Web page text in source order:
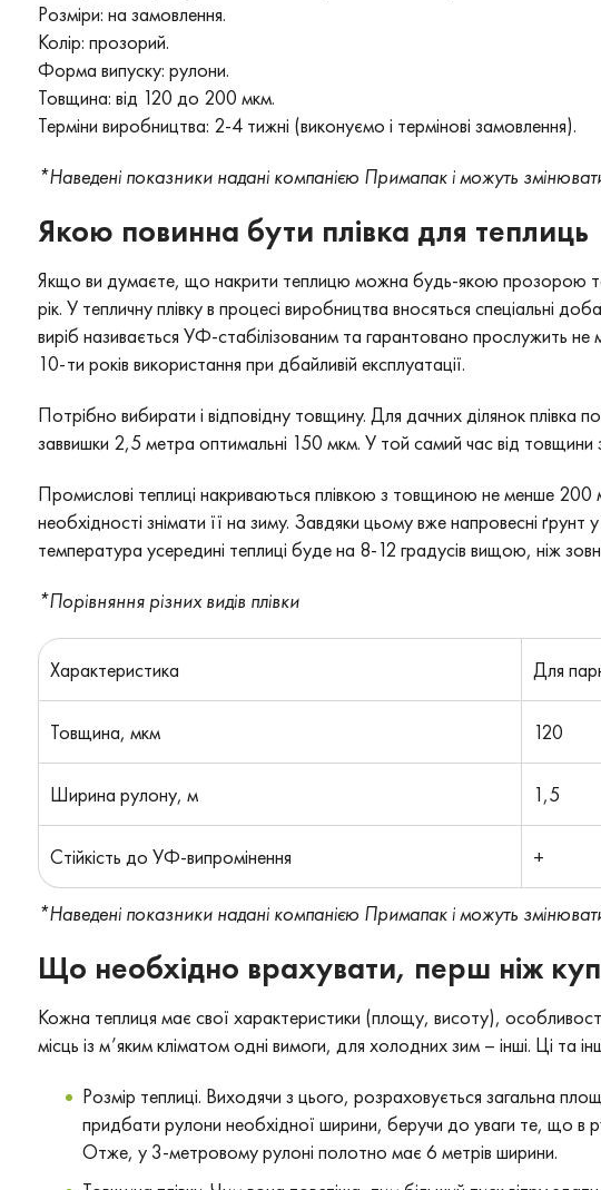
Розміри: на замовлення.
Колір: прозорий.
Форма випуску: рулони.
Товщина: від 120 до 200 мкм.
Терміни виробництва: 2-4 тижні (виконуємо і термінові замовлення).
*Наведені показники надані компанією Примапак і можуть
Якою повинна бути плівка для теплиць
Якщо ви думаєте, що накрити теплицю можна будь-якою прозорою
рік. У тепличну плівку в процесі виробництва вносяться спеціальні
виріб називається УФ-стабілізованим та гарантовано прослужить
10-ти років використання при дбайливій експлуатації.
Потрібно вибирати і відповідну товщину. Для дачних ділянок
заввишки 2,5 метра оптимальні 150 мкм. У той самий час від товщини
Промислові теплиці накриваються плівкою з товщиною не менше
необхідності знімати її на зиму. Завдяки цьому вже напровесні
температура усередині теплиці буде на 8-12 градусів вищою, ніж
*Порівняння різних видів плівки
Характеристика Для
Товщина, мкм 120
Ширина рулону, м 1,5
Стійкість до УФ-випромінення +
*Наведені показники надані компанією Примапак і можуть
Що необхідно врахувати, перш ніж
Кожна теплиця має свої характеристики (площу, висоту),
місць із м’яким кліматом одні вимоги, для холодних зим – інші. Ці та
Розмір теплиці. Виходячи з цього, розраховується загальна
придбати рулони необхідної ширини, беручи до уваги те, що в
Отже, у 3-метровому рулоні полотно має 6 метрів ширини.